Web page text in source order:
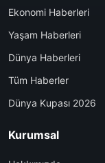
Ekonomi Haberleri
Yaşam Haberleri
Dünya Haberleri
Tüm Haberler
Dünya Kupası 2026
Kurumsal